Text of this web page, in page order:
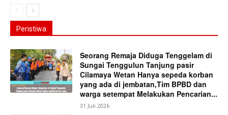
Peristiwa
Seorang Remaja Diduga Tenggelam di
Sungai Tenggulun Tanjung pasir
Cilamaya Wetan Hanya sepeda korban
yang ada di jembatan,Tim BPBD dan
warga setempat Melakukan Pencarian...
31 Juli 2026